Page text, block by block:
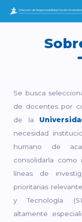
Se busca
de docentes por
de la
necesidad
humano de
consolidarla
líneas de
prioritarias
y Tecnología
altamente